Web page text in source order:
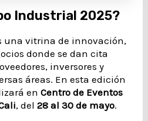
Industrial 2025?
una vitrina de innovación,
donde se dan cita
inversores y
áreas. En esta edición
en Centro de Eventos
, del 28 al 30 de mayo.